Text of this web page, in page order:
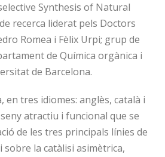
Synthesis of Natural
recerca liderat pels Doctors
Romea i Fèlix Urpi; grup de
de Química orgànica i
de Barcelona.
tres idiomes: anglès, català i
atractiu i funcional que se
de les tres principals línies de
la catàlisi asimètrica,